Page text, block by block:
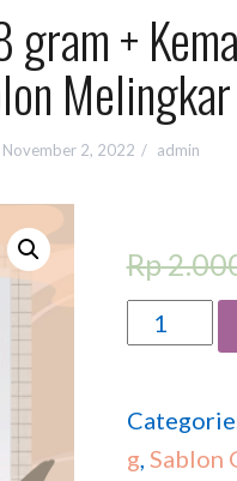
+
November 2, 2022 admin
Rp
Quantity
g, Sablon